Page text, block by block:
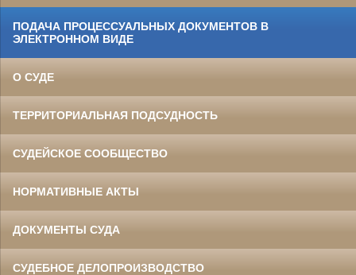
ПОДАЧА ПРОЦЕССУАЛЬНЫХ ДОКУМЕНТОВ В
ЭЛЕКТРОННОМ ВИДЕ
О СУДЕ
ТЕРРИТОРИАЛЬНАЯ ПОДСУДНОСТЬ
СУДЕЙСКОЕ СООБЩЕСТВО
НОРМАТИВНЫЕ АКТЫ
ДОКУМЕНТЫ СУДА
СУДЕБНОЕ ДЕЛОПРОИЗВОДСТВО